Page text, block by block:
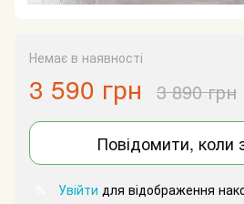
Немає в наявності
3 590 грн 3 890 грн
Повідомити, коли
Увійти для відображення